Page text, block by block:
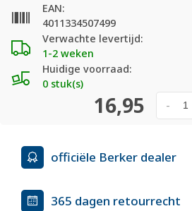
Verwachte levertijd:
1-2 weken
Huidige voorraad:
0 stuk(s)
EAN:
4011334507499
16,95 -
officiële Berker dealer
365 dagen retourrecht